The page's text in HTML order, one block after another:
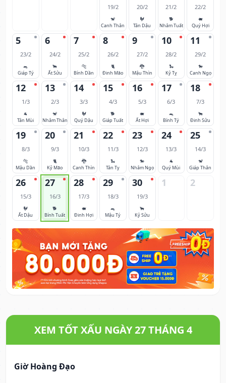
19/2
🐒
Canh Thân
20/2
🐓
Tân Dậu
21/2
🐕
Nhâm Tuất
22/2
🐖
Quý Hợi
5
23/2
🐀
Giáp Tý
6
24/2
🐂
Ất Sửu
7
25/2
🐅
Bính Dần
8
26/2
🐈
Đinh Mão
9
27/2
🐉
Mậu Thìn
10
28/2
🐍
Kỷ Tỵ
11
29/2
🐎
Canh Ngọ
12
1/3
🐐
Tân Mùi
13
2/3
🐒
Nhâm Thân
14
3/3
🐓
Quý Dậu
15
4/3
🐕
Giáp Tuất
16
5/3
🐖
Ất Hợi
17
6/3
🐀
Bính Tý
18
7/3
🐂
Đinh Sửu
19
8/3
🐅
Mậu Dần
20
9/3
🐈
Kỷ Mão
21
10/3
🐉
Canh Thìn
22
11/3
🐍
Tân Tỵ
23
12/3
🐎
Nhâm Ngọ
24
13/3
🐐
Quý Mùi
25
14/3
🐒
Giáp Thân
26
15/3
🐓
Ất Dậu
27
16/3
🐕
Bính Tuất
28
17/3
🐖
Đinh Hợi
29
18/3
🐀
Mậu Tý
30
19/3
🐂
Kỷ Sửu
1 2
XEM TỐT XẤU NGÀY 27 THÁNG 4
Giờ Hoàng Đạo